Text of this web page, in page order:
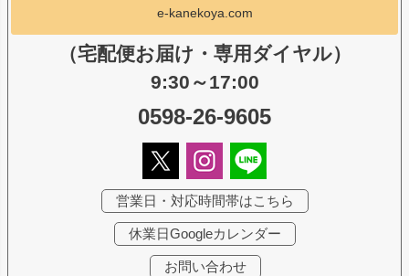
e-kanekoya.com
（宅配便お届け・専用ダイヤル）
9:30～17:00
0598-26-9605
営業日・対応時間帯はこちら
休業日Googleカレンダー
お問い合わせ